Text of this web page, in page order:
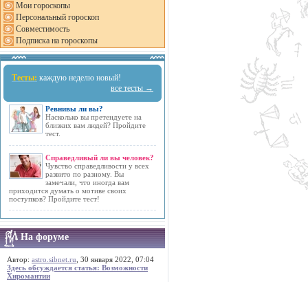
Мои гороскопы
Персональный гороскоп
Совместимость
Подписка на гороскопы
Тесты: каждую неделю новый!
все тесты →
Ревнивы ли вы?
Насколько вы претендуете на
близких вам людей? Пройдите
тест.
Справедливый ли вы человек?
Чувство справедливости у всех
развито по разному. Вы
замечали, что иногда вам
приходится думать о мотиве своих
поступков? Пройдите тест!
На форуме
Автор: astro.sibnet.ru , 30 января 2022, 07:04
Здесь обсуждается статья: Возможности
Хиромантии